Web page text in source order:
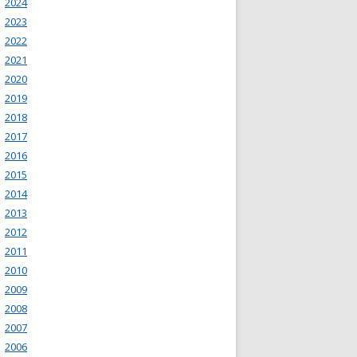
2023
2022
2021
2020
2019
2018
2017
2016
2015
2014
2013
2012
2011
2010
2009
2008
2007
2006